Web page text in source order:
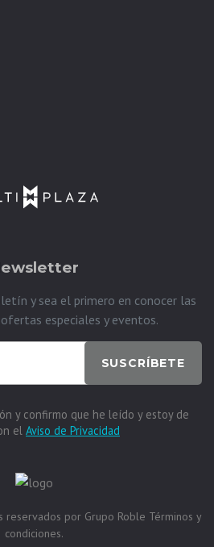
y sea el primero en conocer las
especiales y eventos.
SUSCRÍBETE
y confirmo que he leído y estoy de
el Aviso de Privacidad
reservados por Grupo Roble Términos y
condiciones.